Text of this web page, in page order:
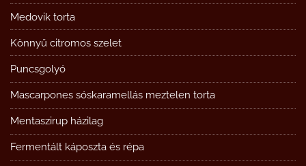
Medovik torta
Könnyű citromos szelet
Puncsgolyó
Mascarpones sóskaramellás meztelen torta
Mentaszirup házilag
Fermentált káposzta és répa